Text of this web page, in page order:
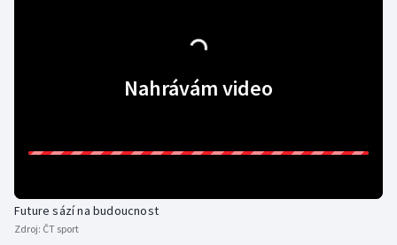
Short track
Sportovní střelba
Nahrávám video
Future sází na budoucnost
Zdroj: ČT sport